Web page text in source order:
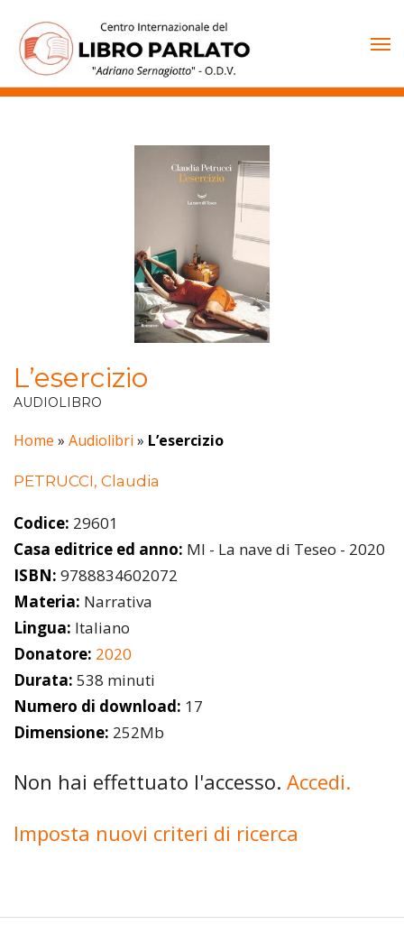
contenuto
L’esercizio
AUDIOLIBRO
Home » Audiolibri » L’esercizio
PETRUCCI, Claudia
Codice: 29601
Casa editrice ed anno: MI - La nave di Teseo - 2020
ISBN: 9788834602072
Materia: Narrativa
Lingua: Italiano
Donatore: 2020
Durata: 538 minuti
Numero di download: 17
Dimensione: 252Mb
Non hai effettuato l'accesso. Accedi.
Imposta nuovi criteri di ricerca